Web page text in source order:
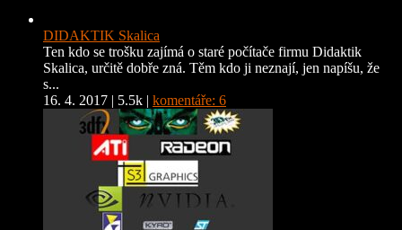
DIDAKTIK Skalica
Ten kdo se trošku zajímá o staré počítače firmu Didaktik
Skalica, určitě dobře zná. Těm kdo ji neznají, jen napíšu, že
s...
16. 4. 2017 | 5.5k | komentáře: 6